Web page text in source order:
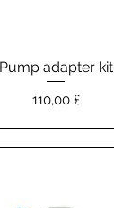
Vista rapida
Pump adapter kit
Prezzo
110,00 £